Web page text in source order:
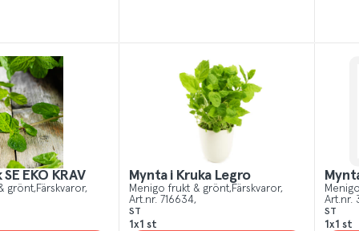
EKO KRAV
grönt Färskvaror
Mynta i Kruka Legro
Menigo frukt & grönt Färskvaror
Art.nr. 716634
ST
1x1 st
Art.nr.
ST
1x1 st